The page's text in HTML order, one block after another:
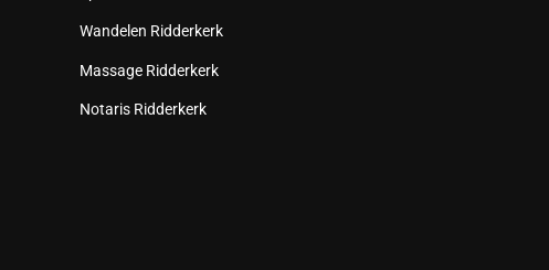
Wandelen Ridderkerk
Massage Ridderkerk
Notaris Ridderkerk